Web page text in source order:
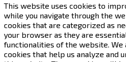
This website uses cookies to
while you navigate through the
cookies that are categorized as
your browser as they are
functionalities of the website.
cookies that help us analyze and